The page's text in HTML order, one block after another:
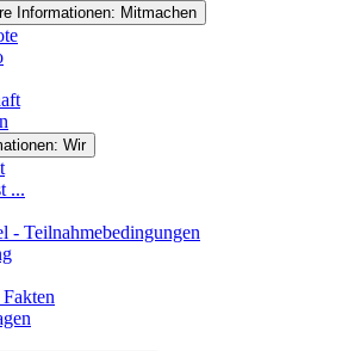
Informationen: Mitmachen
Wir
...
- Teilnahmebedingungen